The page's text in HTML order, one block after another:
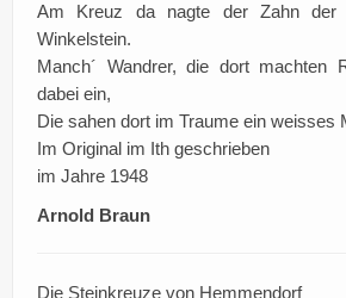
Am Kreuz da nagte der Zahn
Winkelstein.
Manch´ Wandrer, die dort machten
dabei ein,
Die sahen dort im Traume ein weisses
Im Original im Ith geschrieben
im Jahre 1948
Arnold Braun
Die Steinkreuze von Hemmendorf